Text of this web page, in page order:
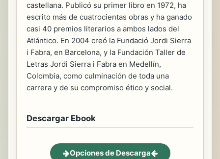
castellana. Publicó su primer libro en 1972, ha
escrito más de cuatrocientas obras y ha ganado
casi 40 premios literarios a ambos lados del
Atlántico. En 2004 creó la Fundació Jordi Sierra
i Fabra, en Barcelona, y la Fundación Taller de
Letras Jordi Sierra i Fabra en Medellín,
Colombia, como culminación de toda una
carrera y de su compromiso ético y social.
Descargar Ebook
Opciones de Descarga